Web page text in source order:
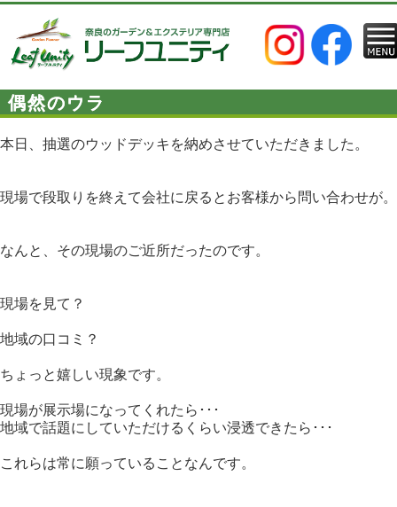
偶然のウラ
本日、抽選のウッドデッキを納めさせていただきました。
現場で段取りを終えて会社に戻るとお客様から問い合わせが。
なんと、その現場のご近所だったのです。
現場を見て？
地域の口コミ？
ちょっと嬉しい現象です。
現場が展示場になってくれたら･･･
地域で話題にしていただけるくらい浸透できたら･･･
これらは常に願っていることなんです。